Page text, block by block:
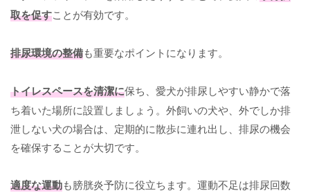
取を促すことが有効です。
排尿環境の整備も重要なポイントになります。
トイレスペースを清潔に保ち、愛犬が排尿しやすい静かで落
ち着いた場所に設置しましょう。外飼いの犬や、外でしか排
泄しない犬の場合は、定期的に散歩に連れ出し、排尿の機会
を確保することが大切です。
適度な運動も膀胱炎予防に役立ちます。運動不足は排尿回数